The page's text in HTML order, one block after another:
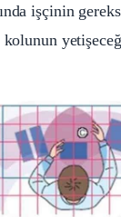
işçinin